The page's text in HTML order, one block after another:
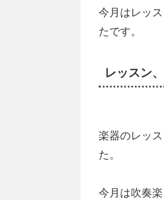
今月はレッ
たです。
レッスン
楽器のレッ
た。
今月は吹奏